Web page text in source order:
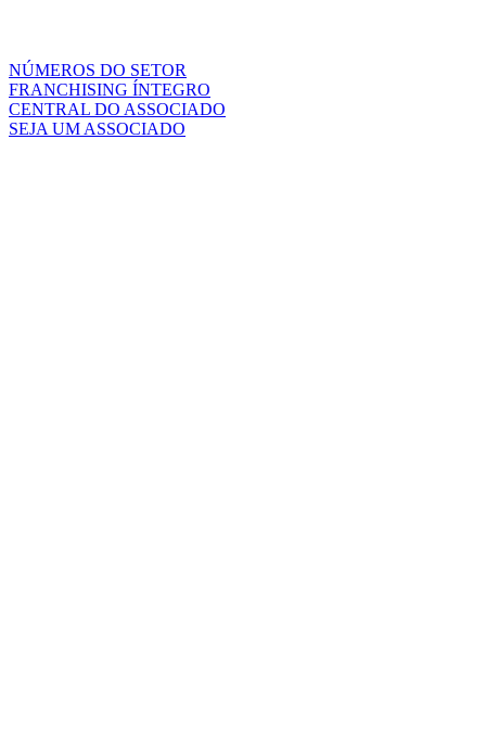
NÚMEROS DO SETOR
FRANCHISING ÍNTEGRO
CENTRAL DO ASSOCIADO
SEJA UM ASSOCIADO